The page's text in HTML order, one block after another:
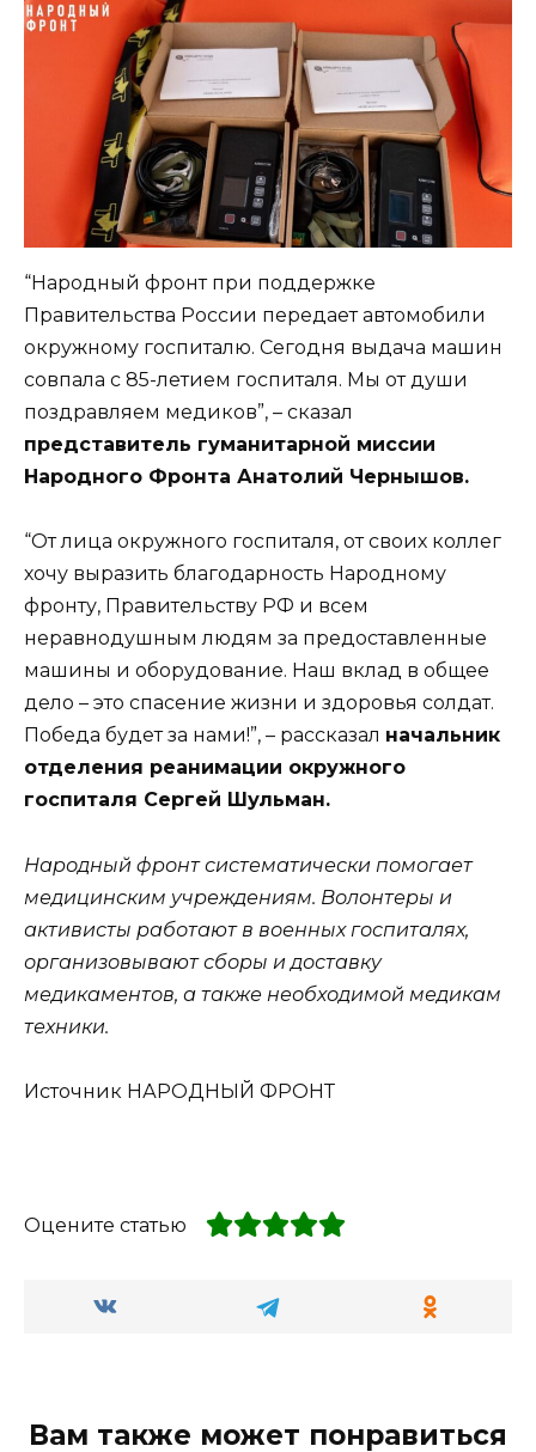
“Народный фронт при поддержке
Правительства России передает автомобили
окружному госпиталю. Сегодня выдача машин
совпала с 85-летием госпиталя. Мы от души
поздравляем медиков”, – сказал
представитель гуманитарной миссии
Народного Фронта Анатолий Чернышов.
“От лица окружного госпиталя, от своих коллег
хочу выразить благодарность Народному
фронту, Правительству РФ и всем
неравнодушным людям за предоставленные
машины и оборудование. Наш вклад в общее
дело – это спасение жизни и здоровья солдат.
Победа будет за нами!”, – рассказал начальник
отделения реанимации окружного
госпиталя Сергей Шульман.
Народный фронт систематически помогает
медицинским учреждениям. Волонтеры и
активисты работают в военных госпиталях,
организовывают сборы и доставку
медикаментов, а также необходимой медикам
техники.
Источник НАРОДНЫЙ ФРОНТ
Оцените статью
Вам также может понравиться